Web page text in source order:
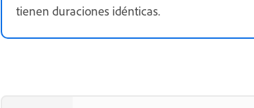
tienen duraciones idénticas.